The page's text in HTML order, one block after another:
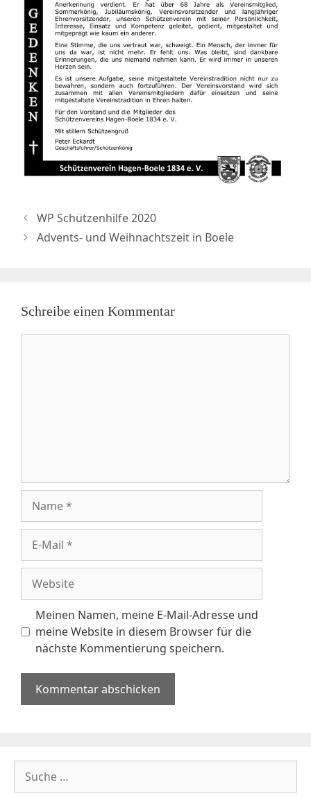
WP Schützenhilfe 2020
Advents- und Weihnachtszeit in Boele
Schreibe einen Kommentar
Mail
Meinen Namen, meine E-Mail-Adresse und
meine Website in diesem Browser für die
nächste Kommentierung speichern.
Suche
nach: